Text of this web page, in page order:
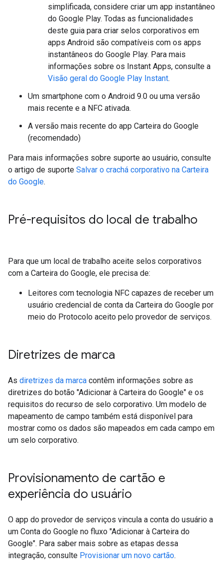
simplificada, considere criar um app instantâneo
do Google Play. Todas as funcionalidades
deste guia para criar selos corporativos em
apps Android são compatíveis com os apps
instantâneos do Google Play. Para mais
informações sobre os Instant Apps, consulte a
Visão geral do Google Play Instant.
Um smartphone com o Android 9.0 ou uma versão
mais recente e a NFC ativada.
A versão mais recente do app Carteira do Google
(recomendado)
Para mais informações sobre suporte ao usuário, consulte
o artigo de suporte Salvar o crachá corporativo na Carteira
do Google.
Pré-requisitos do local de trabalho
Para que um local de trabalho aceite selos corporativos
com a Carteira do Google, ele precisa de:
Leitores com tecnologia NFC capazes de receber um
usuário credencial de conta da Carteira do Google por
meio do Protocolo aceito pelo provedor de serviços.
Diretrizes de marca
As diretrizes da marca contêm informações sobre as
diretrizes do botão "Adicionar à Carteira do Google" e os
requisitos do recurso de selo corporativo. Um modelo de
mapeamento de campo também está disponível para
mostrar como os dados são mapeados em cada campo em
um selo corporativo.
Provisionamento de cartão e
experiência do usuário
O app do provedor de serviços vincula a conta do usuário a
um Conta do Google no fluxo "Adicionar à Carteira do
Google". Para saber mais sobre as etapas dessa
integração, consulte Provisionar um novo cartão.